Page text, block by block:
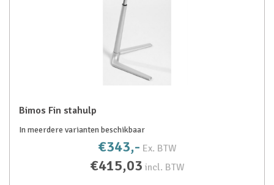
Bimos Fin stahulp
In meerdere varianten beschikbaar
€343,- Ex. BTW
€415,03 incl. BTW